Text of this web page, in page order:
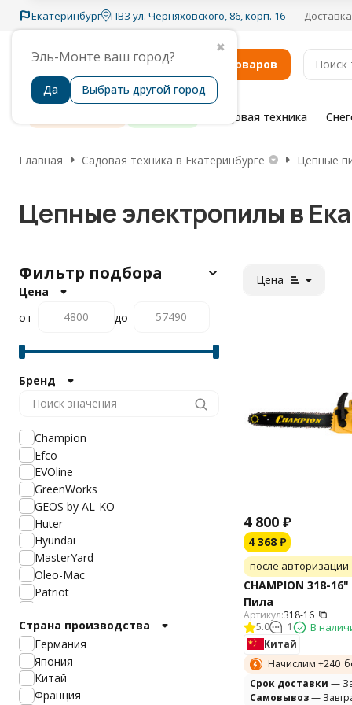
Екатеринбург
✖
Эль-Монте ваш город?
Да Выбрать другой город
ПВЗ ул. Черняховского, 86, корп. 16 Доставка
Каталог товаров
Садовая техника
Главная Садовая техника в Екатеринбурге Цепные
Цепные электропилы в
Цена
4 800 ₽
4 368 ₽
после авторизации
CHAMPION 318-16" Цепная
Пила
Артикул:318-16
5.0
1 В
Китай
Начислим +240
Cрок доставки —
Самовывоз—
Фильтр подбора
Цена
от
до
Бренд
Champion
Efco
EVOline
GreenWorks
GEOS by AL-KO
Huter
Hyundai
MasterYard
Oleo-Mac
Patriot
Villartec
Ресанта
Интерскол
AL-KO
Daewoo
Страна производства
Германия
Япония
Китай
Франция